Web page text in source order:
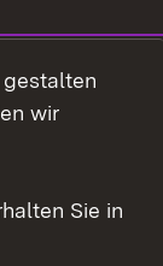
wir
Sie in